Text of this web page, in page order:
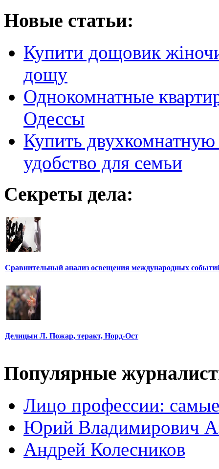
Новые статьи:
Купити дощовик
дощу
Однокомнатные
Одессы
Купить
удобство для семьи
Секреты дела:
Сравнительный анализ освещения международных
Делицын Л. Пожар, теракт, Норд-Ост
Популярные
Лицо профессии:
Юрий Владимирович
Андрей Колесников